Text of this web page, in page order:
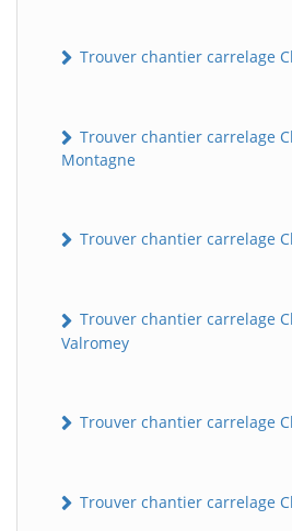
Trouver chantier carrelage
Trouver chantier carrelage
Montagne
Trouver chantier carrelage
Trouver chantier carrelage
Valromey
Trouver chantier carrelage
Trouver chantier carrelage